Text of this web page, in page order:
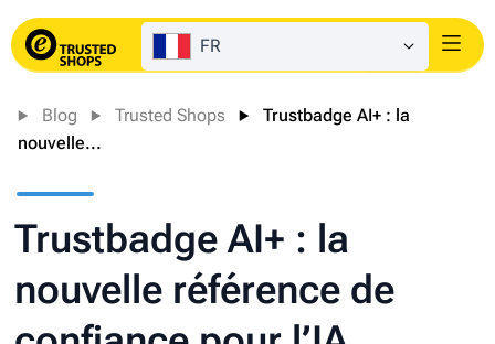
FR Login
Blog Trusted Shops
Trustbadge AI+ : la
nouvelle...
Trustbadge AI+ : la
nouvelle référence de